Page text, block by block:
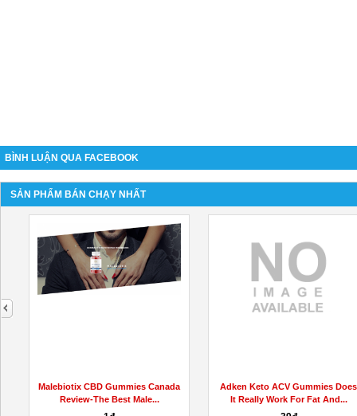
BÌNH LUẬN QUA FACEBOOK
SẢN PHẨM BÁN CHẠY NHẤT
Malebiotix CBD Gummies Canada
Review-The Best Male...
Adken Keto ACV Gummies Does
It Really Work For Fat And...